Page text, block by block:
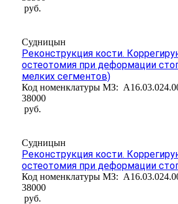
руб.
Судницын
Реконструкция кости.
остеотомия при деформации
мелких сегментов)
Код номенклатуры МЗ:
38000
руб.
Судницын
Реконструкция кости.
остеотомия при деформации
Код номенклатуры МЗ:
38000
руб.